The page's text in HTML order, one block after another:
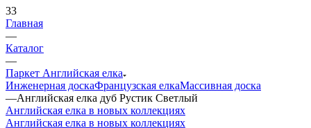
33
Главная
—
Каталог
—
Паркет Английская елка
Инженерная доскаФранцузская елкаМассивная доска
—Английская елка дуб Рустик Светлый
Английская елка в новых коллекциях
Английская елка в новых коллекциях